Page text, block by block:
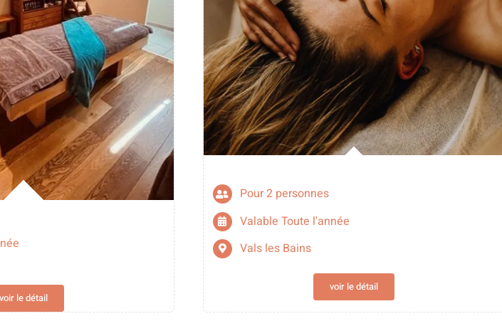
voir le détail
Pour 2 personnes
Valable Toute l'année
Vals les Bains
voir le détail